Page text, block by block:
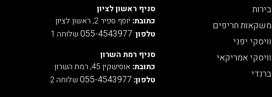
בירות
משקאות חריפים
וויסקי יפני
וויסקי אמריקאי
ברנדי
סניף ראשון לציון
כתובת: יוסף ספיר 2, ראשון לציון
טלפון:
055-4543977 שלוחה 1
סניף רמת השרון
כתובת:אוסישקין 45, רמת השרון
טלפון: 055-4543977 שלוחה 2